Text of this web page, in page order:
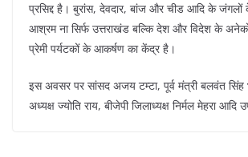
प्रसिद्द है। बुरांस, देवदार, बांज और चीड आदि के
आश्रम ना सिर्फ उत्तराखंड बल्कि देश और विदेश के अनेकों
प्रेमी पर्यटकों के आकर्षण का केंद्र है।
इस अवसर पर सांसद अजय टम्टा, पूर्व मंत्री बलवंत सिंह
अध्यक्ष ज्योति राय, बीजेपी जिलाध्यक्ष निर्मल मेहरा आदि